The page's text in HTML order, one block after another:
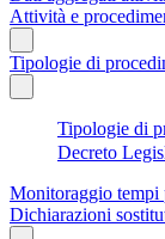
Attività e
Tipologie di
Tipologie di
Decreto
Monitoraggio tempi
Dichiarazioni